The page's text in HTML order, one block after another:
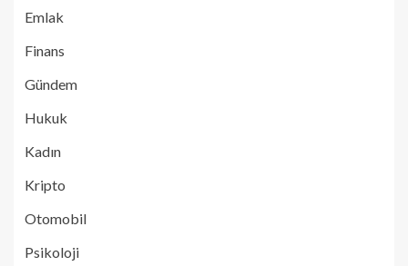
Emlak
Finans
Gündem
Hukuk
Kadın
Kripto
Otomobil
Psikoloji